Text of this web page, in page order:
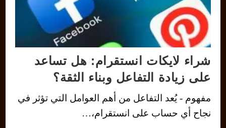
شراء لايكات انستقرام: هل تساعد
على زيادة التفاعل وبناء الثقة؟
مفهوم - يُعد التفاعل من أهم العوامل التي تؤثر في
نجاح أي حساب على انستقرام،…